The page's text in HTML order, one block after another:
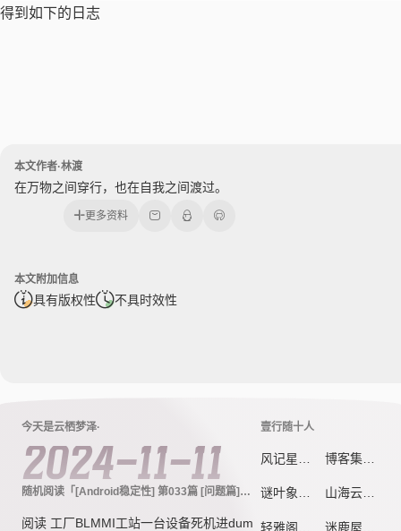
得到如下的日志
本文作者·林渡
在万物之间穿行，也在自我之间渡过。
更多资料
本文附加信息
具有版权性 不具时效性
今天是云栖梦泽·
2024-11-11
随机阅读「[Android稳定性] 第033篇 [问题篇]
机」
阅读 工厂BLMMI工站一台设备死机进dum
壹行随十人
博客集市
山海云栈